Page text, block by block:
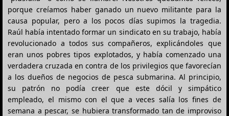
porque creíamos haber ganado un nuevo militante para la
causa popular, pero a los pocos días supimos la tragedia.
Raúl había intentado formar un sindicato en su trabajo, había
revolucionado a todos sus compañeros, explicándoles que
eran unos pobres tipos explotados, y había comenzado una
verdadera cruzada en contra de los privilegios que favorecían
a los dueños de negocios de pesca submarina. Al principio,
su patrón no podía creer que este dócil y simpático
empleado, el mismo con el que a veces salía los fines de
semana a pescar, se hubiera transformado tan de improviso